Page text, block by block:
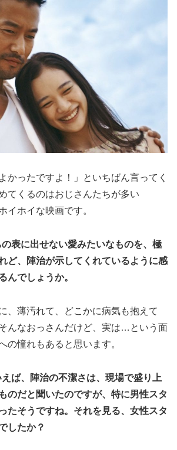
かったですよ！」といちばん言ってく
てくるのはおじさんたちが多い
イホイな映画です。
表に出せない愛みたいなものを、極
ど、陣治が示してくれているように感
んでしょうか。
、薄汚れて、どこかに病気も抱えて
んなおっさんだけど、実は…という面
の憧れもあると思います。
ば、陣治の不潔さは、現場で盛り上
のだと聞いたのですが、特に男性スタ
たそうですね。それを見る、女性スタ
したか？